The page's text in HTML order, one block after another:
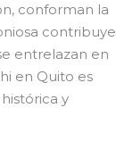
conforman la
contribuye
entrelazan en
en Quito es
y